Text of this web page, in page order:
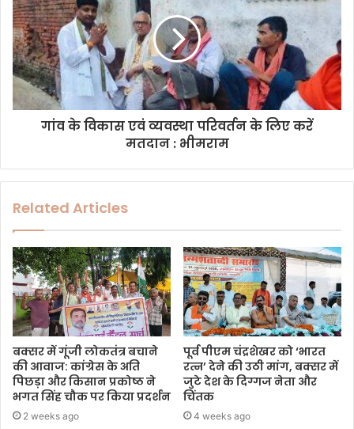
गांव के विकास एवं व्यवस्था परिवर्तन के लिए करें
मतदान : भीमराम
Related Articles
बक्सर में गूंजी लोकतंत्र बचाने
की आवाज: कांग्रेस के अति
पिछड़ा और किसान प्रकोष्ठ ने
भगत सिंह चौक पर किया प्रदर्शन
2 weeks ago
पूर्व पीएम चंद्रशेखर को ‘भारत
रत्न’ देने की उठी मांग, बक्सर में
जुटे देश के दिग्गज नेता और
चिंतक
4 weeks ago